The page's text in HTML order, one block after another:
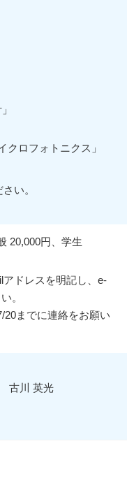
クロフォトニクス」
い。
20,000円、学生
ドレスを明記し、e-
。
までに連絡をお願い
古川 英光